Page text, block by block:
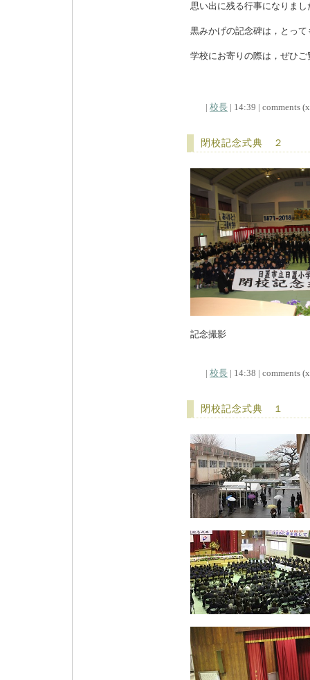
思い出に残る行事になりまし
黒みかげの記念碑は，とって
学校にお寄りの際は，ぜひご
| 校長 | 14:39 | comments
閉校記念式典 ２
記念撮影
| 校長 | 14:38 | comments
閉校記念式典 １